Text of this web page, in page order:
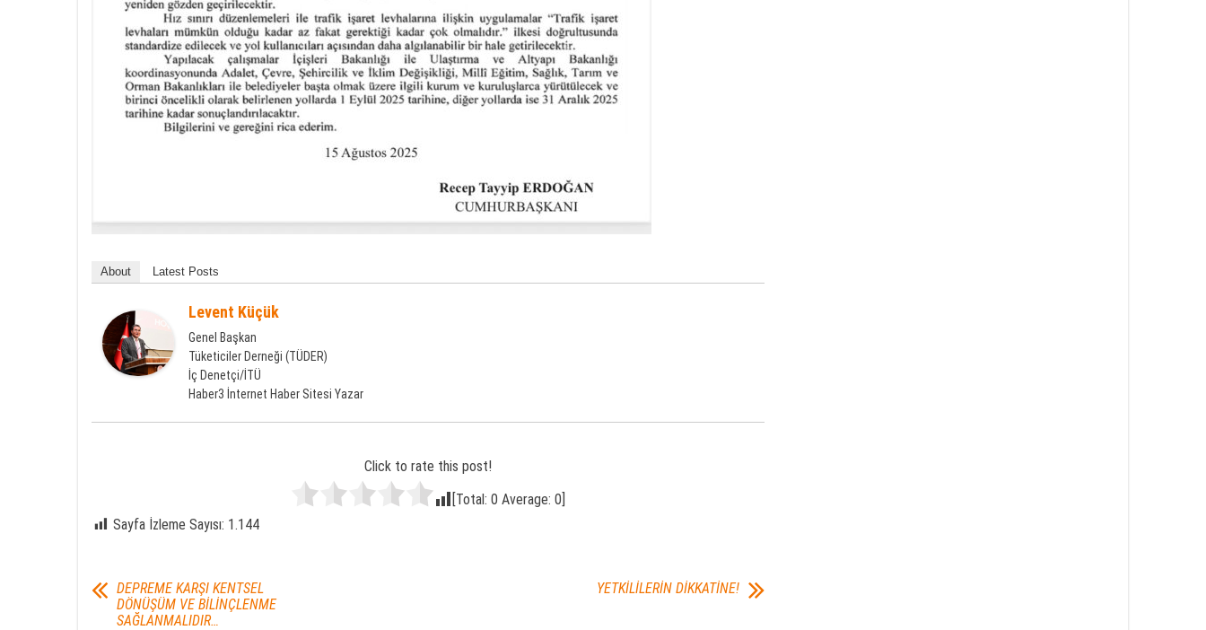
About Latest Posts
Levent Küçük
Genel Başkan
Tüketiciler Derneği (TÜDER)
İç Denetçi/İTÜ
Haber3 İnternet Haber Sitesi Yazar
Click to rate this post!
[Total: 0 Average: 0]
Sayfa İzleme Sayısı: 1.144
DEPREME KARŞI KENTSEL
DÖNÜŞÜM VE BİLİNÇLENME
SAĞLANMALIDIR…
YETKİLİLERİN DİKKATİNE!